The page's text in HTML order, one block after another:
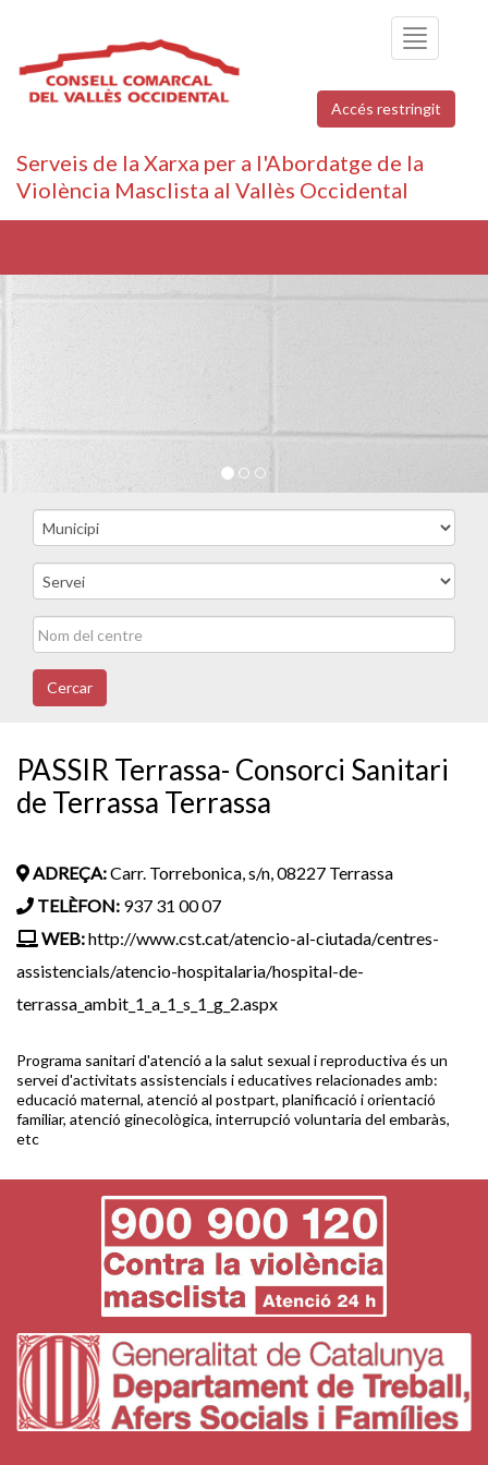
Toggle
navigation
Accés restringit
Serveis de la Xarxa per a l'Abordatge de la
Violència Masclista al Vallès Occidental
Cercar
PASSIR Terrassa- Consorci Sanitari
de Terrassa Terrassa
ADREÇA:Carr. Torrebonica, s/n, 08227 Terrassa
TELÈFON: 937 31 00 07
WEB:http://www.cst.cat/atencio-al-ciutada/centres-
assistencials/atencio-hospitalaria/hospital-de-
terrassa_ambit_1_a_1_s_1_g_2.aspx
Programa sanitari d'atenció a la salut sexual i reproductiva és un
servei d'activitats assistencials i educatives relacionades amb:
educació maternal, atenció al postpart, planificació i orientació
familiar, atenció ginecològica, interrupció voluntaria del embaràs,
etc